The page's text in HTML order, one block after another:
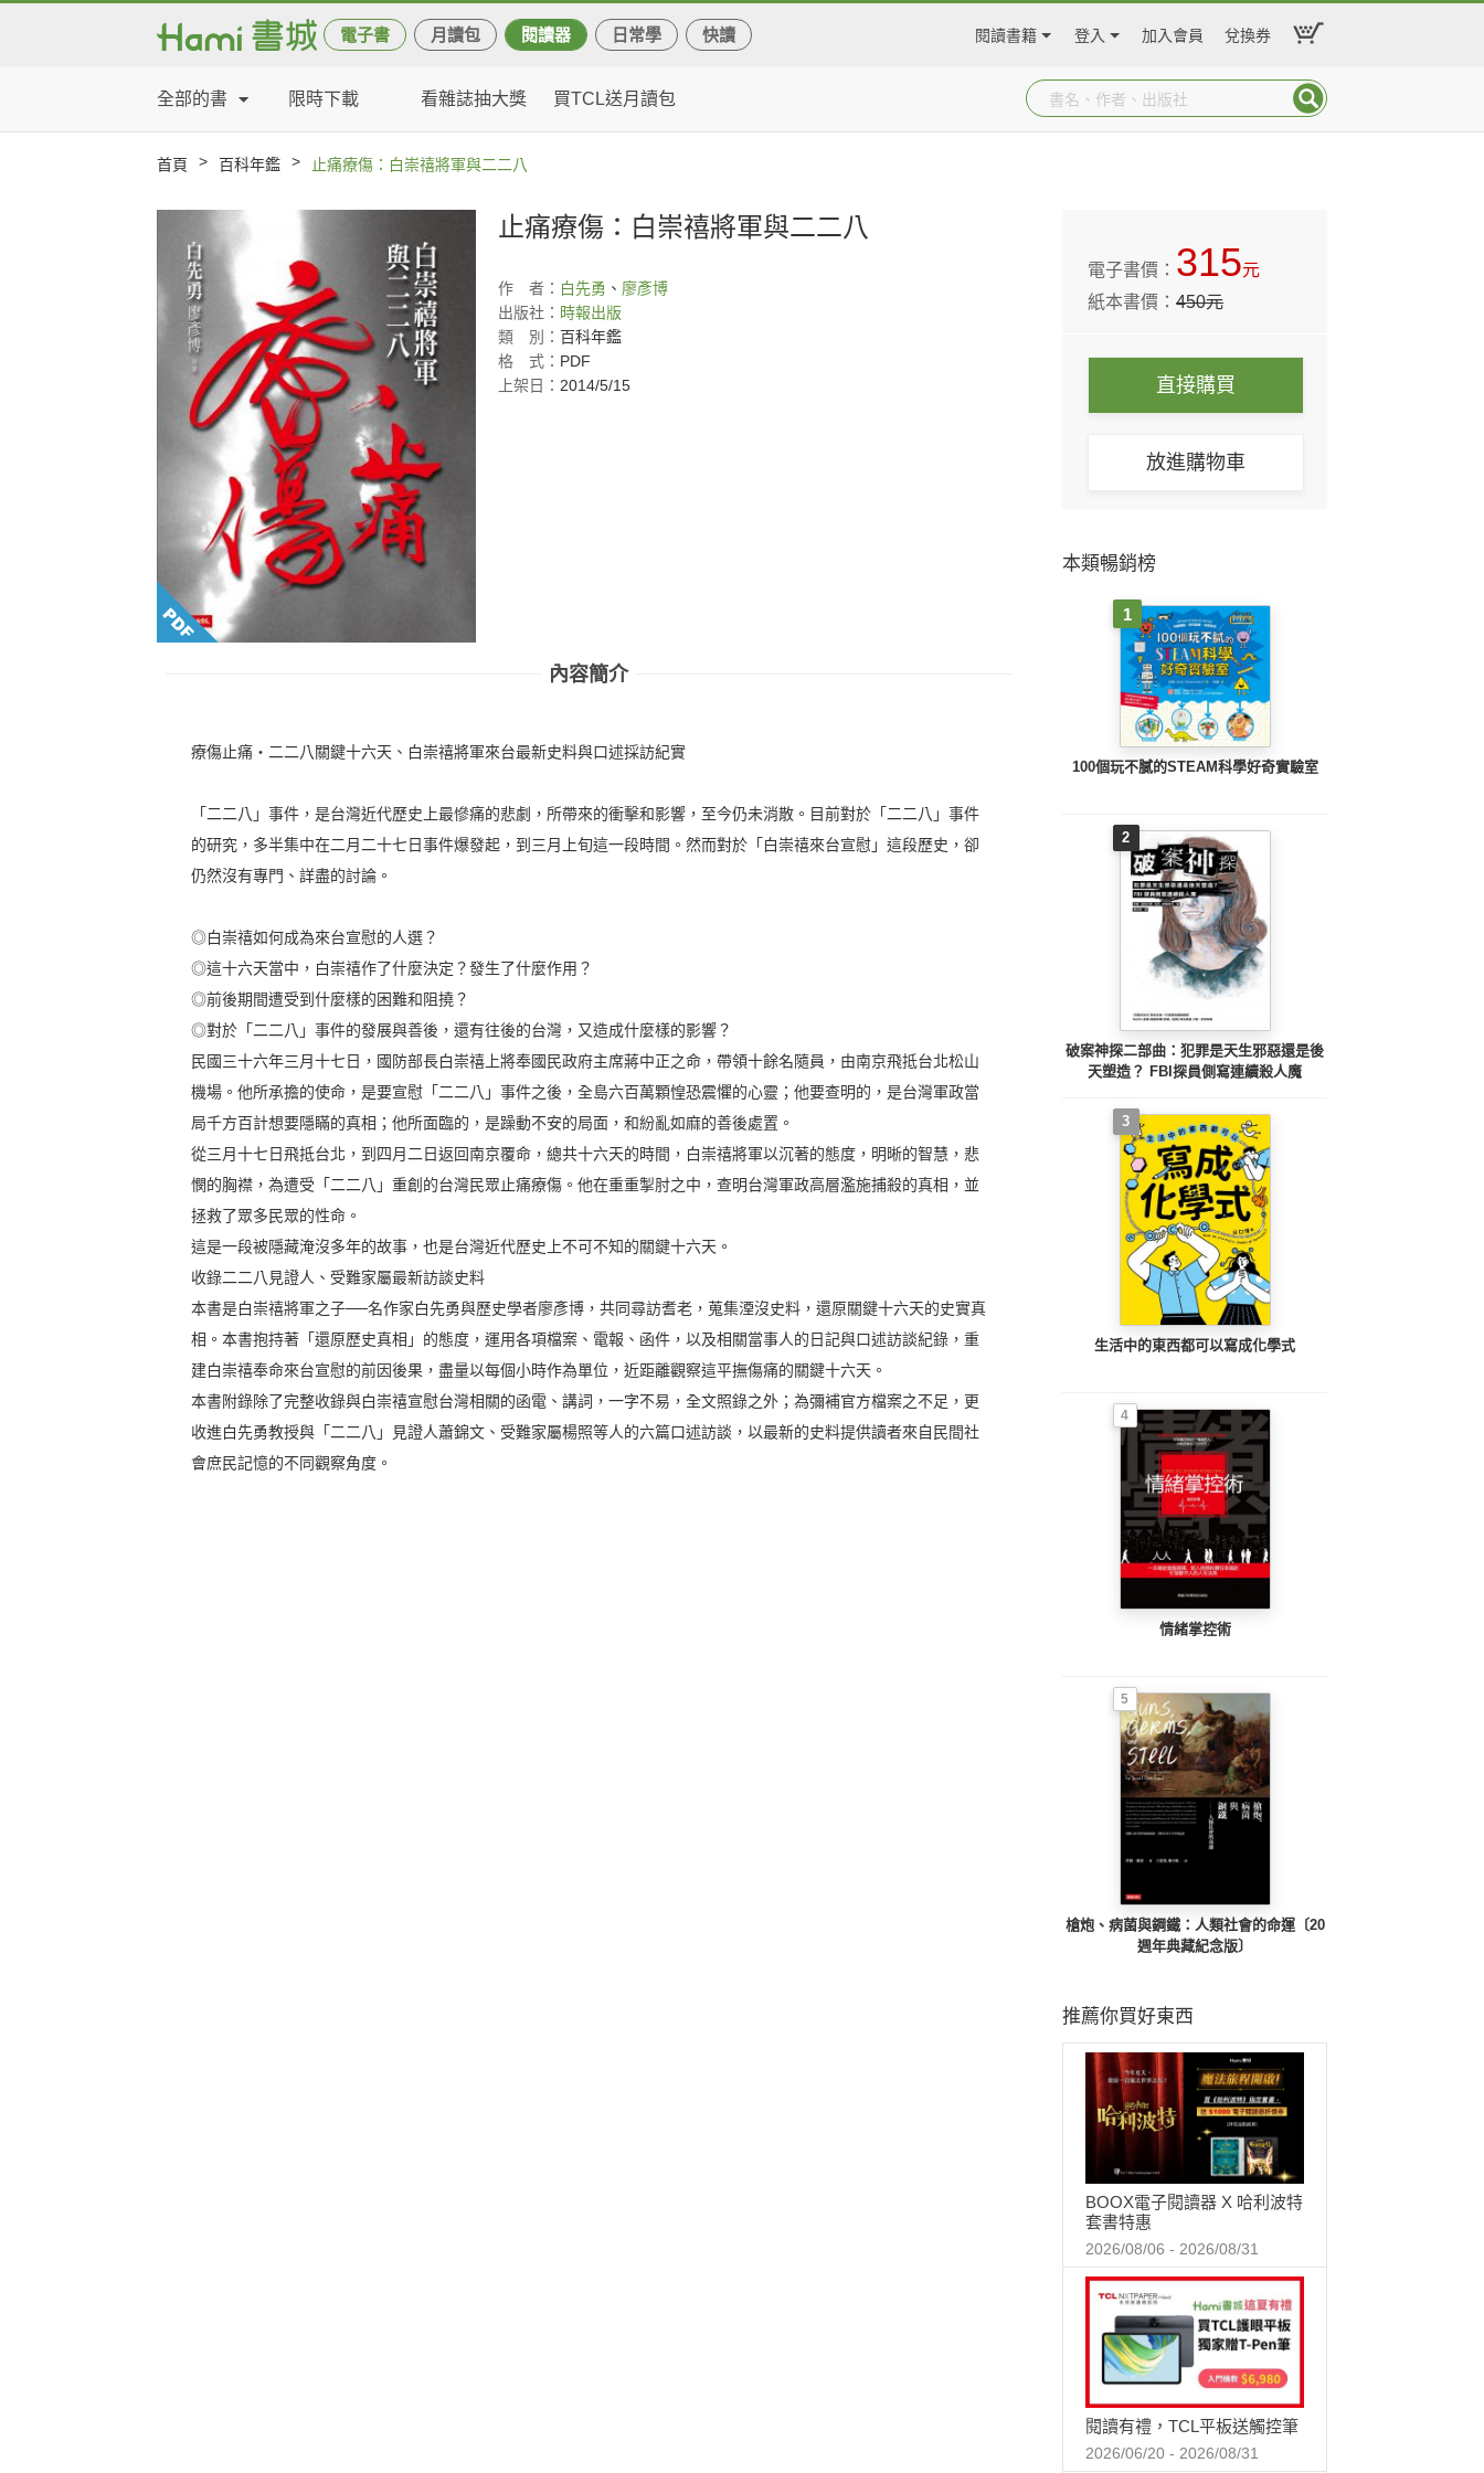
電子書 月讀包 閱讀器 日常學 快讀 閱讀書籍 登入 加入會員 兌換券
全部的書 限時下載 看雜誌抽大獎 買TCL送月讀包
首頁 > 百科年鑑 > 止痛療傷：白崇禧將軍與二二八
止痛療傷：白崇禧將軍與二二八
作 者： 白先勇 、 廖彥博
出版社： 時報出版
類
別： 百科年鑑
格
式： PDF
上架日： 2014/5/15
內容簡介
療傷止痛‧二二八關鍵十六天、白崇禧將軍來台最新史料與口述採訪紀實
「二二八」事件，是台灣近代歷史上最慘痛的悲劇，所帶來的衝擊和影響，至今仍未消散。目前對於「二二八」事件
的研究，多半集中在二月二十七日事件爆發起，到三月上旬這一段時間。然而對於「白崇禧來台宣慰」這段歷史，卻
仍然沒有專門、詳盡的討論。
◎白崇禧如何成為來台宣慰的人選？
◎這十六天當中，白崇禧作了什麼決定？發生了什麼作用？
◎前後期間遭受到什麼樣的困難和阻撓？
◎對於「二二八」事件的發展與善後，還有往後的台灣，又造成什麼樣的影響？
民國三十六年三月十七日，國防部長白崇禧上將奉國民政府主席蔣中正之命，帶領十餘名隨員，由南京飛抵台北松山
機場。他所承擔的使命，是要宣慰「二二八」事件之後，全島六百萬顆惶恐震懼的心靈；他要查明的，是台灣軍政當
局千方百計想要隱瞞的真相；他所面臨的，是躁動不安的局面，和紛亂如麻的善後處置。
從三月十七日飛抵台北，到四月二日返回南京覆命，總共十六天的時間，白崇禧將軍以沉著的態度，明晰的智慧，悲
憫的胸襟，為遭受「二二八」重創的台灣民眾止痛療傷。他在重重掣肘之中，查明台灣軍政高層濫施捕殺的真相，並
拯救了眾多民眾的性命。
這是一段被隱藏淹沒多年的故事，也是台灣近代歷史上不可不知的關鍵十六天。
收錄二二八見證人、受難家屬最新訪談史料
本書是白崇禧將軍之子──名作家白先勇與歷史學者廖彥博，共同尋訪耆老，蒐集湮沒史料，還原關鍵十六天的史實真
相。本書抱持著「還原歷史真相」的態度，運用各項檔案、電報、函件，以及相關當事人的日記與口述訪談紀錄，重
建白崇禧奉命來台宣慰的前因後果，盡量以每個小時作為單位，近距離觀察這平撫傷痛的關鍵十六天。
本書附錄除了完整收錄與白崇禧宣慰台灣相關的函電、講詞，一字不易，全文照錄之外；為彌補官方檔案之不足，更
收進白先勇教授與「二二八」見證人蕭錦文、受難家屬楊照等人的六篇口述訪談，以最新的史料提供讀者來自民間社
會庶民記憶的不同觀察角度。
電子書價： 315元
紙本書價：450元
直接購買
放進購物車
本類暢銷榜
1
100個玩不膩的STEAM科學好奇實驗室
2
破案神探二部曲：犯罪是天生邪惡還是後
天塑造？ FBI探員側寫連續殺人魔
3
生活中的東西都可以寫成化學式
4
情緒掌控術
5
槍炮、病菌與鋼鐵：人類社會的命運〔20
週年典藏紀念版〕
推薦你買好東西
BOOX電子閱讀器 X 哈利波特
套書特惠
2026/08/06 - 2026/08/31
閱讀有禮，TCL平板送觸控筆
2026/06/20 - 2026/08/31